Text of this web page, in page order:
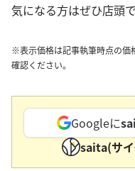
気になる方はぜひ店頭
※表示価格は記事執筆時点の価
確認ください。
Googleに
saita(サ